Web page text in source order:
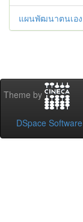
แผนพัฒนาตนเอง
Theme by
DSpace Software